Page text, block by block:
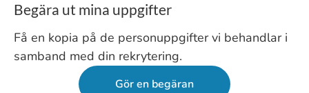
Begära ut mina uppgifter
Få en kopia på de personuppgifter vi behandlar i
samband med din rekrytering.
Gör en begäran